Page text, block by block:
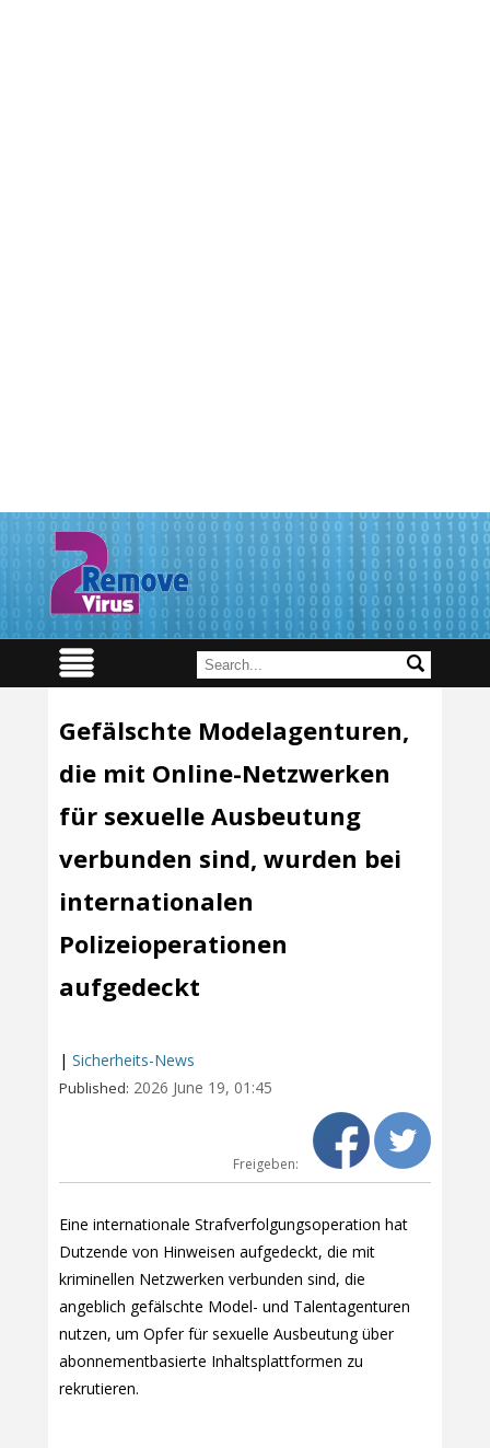
Gefälschte Modelagenturen,
die mit Online-Netzwerken
für sexuelle Ausbeutung
verbunden sind, wurden bei
internationalen
Polizeioperationen
aufgedeckt
| Sicherheits-News
Published: 2026 June 19, 01:45
Freigeben:
Eine internationale Strafverfolgungsoperation hat
Dutzende von Hinweisen aufgedeckt, die mit
kriminellen Netzwerken verbunden sind, die
angeblich gefälschte Model- und Talentagenturen
nutzen, um Opfer für sexuelle Ausbeutung über
abonnementbasierte Inhaltsplattformen zu
rekrutieren.